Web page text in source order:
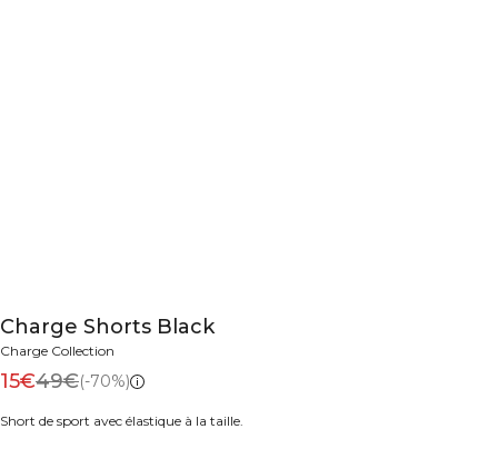
Charge Shorts Black
Charge Collection
15€49€(-70%)
Short de sport avec élastique à la taille.